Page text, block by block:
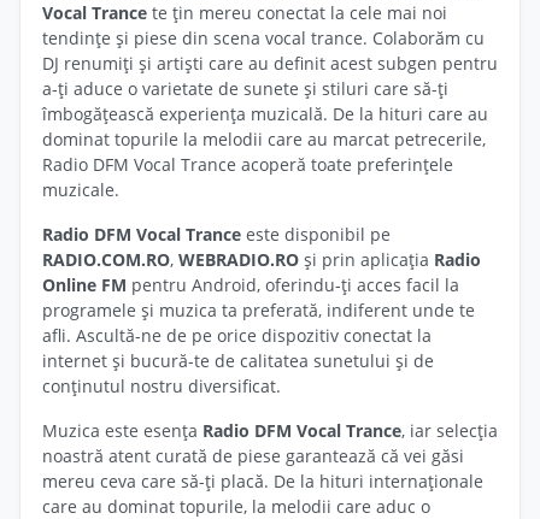
Vocal Trance te țin mereu conectat la cele mai noi
tendințe și piese din scena vocal trance. Colaborăm cu
DJ renumiți și artiști care au definit acest subgen pentru
a-ți aduce o varietate de sunete și stiluri care să-ți
îmbogățească experiența muzicală. De la hituri care au
dominat topurile la melodii care au marcat petrecerile,
Radio DFM Vocal Trance acoperă toate preferințele
muzicale.
Radio DFM Vocal Trance este disponibil pe
RADIO.COM.RO, WEBRADIO.RO și prin aplicația Radio
Online FM pentru Android, oferindu-ți acces facil la
programele și muzica ta preferată, indiferent unde te
afli. Ascultă-ne de pe orice dispozitiv conectat la
internet și bucură-te de calitatea sunetului și de
conținutul nostru diversificat.
Muzica este esența Radio DFM Vocal Trance, iar selecția
noastră atent curată de piese garantează că vei găsi
mereu ceva care să-ți placă. De la hituri internaționale
care au dominat topurile, la melodii care aduc o